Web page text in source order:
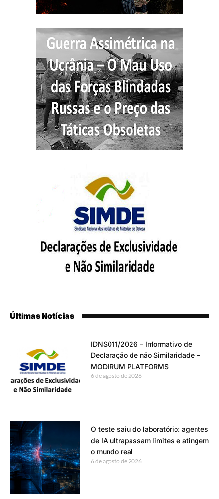
Últimas Notícias
IDNS011/2026 – Informativo de
Declaração de não Similaridade –
MODIRUM PLATFORMS
6 de agosto de 2026
O teste saiu do laboratório: agentes
de IA ultrapassam limites e atingem
o mundo real
6 de agosto de 2026